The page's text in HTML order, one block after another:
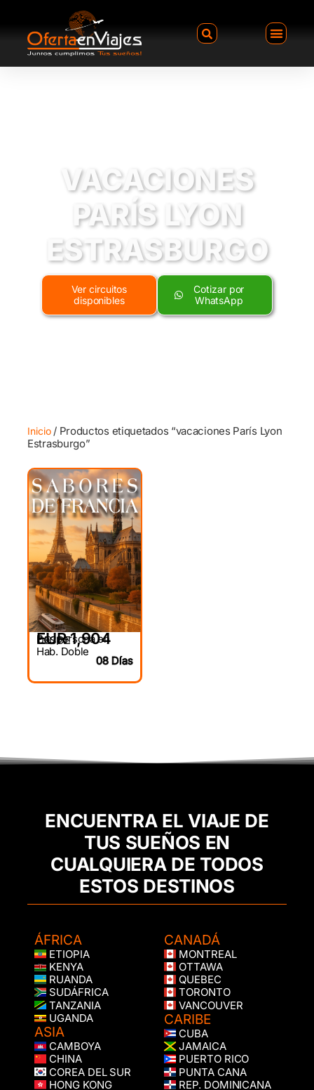
VACACIONES
PARÍS LYON
ESTRASBURGO
Ver circuitos
disponibles
Cotizar por
WhatsApp
Inicio/ Productos etiquetados “vacaciones París Lyon
Estrasburgo”
DESDE
EUR 1,904
Por persona en
Hab. Doble
08 Días
ENCUENTRA EL VIAJE DE
TUS SUEÑOS EN
CUALQUIERA DE TODOS
ESTOS DESTINOS
ÁFRICA
ETIOPIA
KENYA
RUANDA
SUDÁFRICA
TANZANIA
UGANDA
ASIA
CAMBOYA
CHINA
COREA DEL SUR
HONG KONG
CANADÁ
MONTREAL
OTTAWA
QUEBEC
TORONTO
VANCOUVER
CARIBE
CUBA
JAMAICA
PUERTO RICO
PUNTA CANA
REP. DOMINICANA